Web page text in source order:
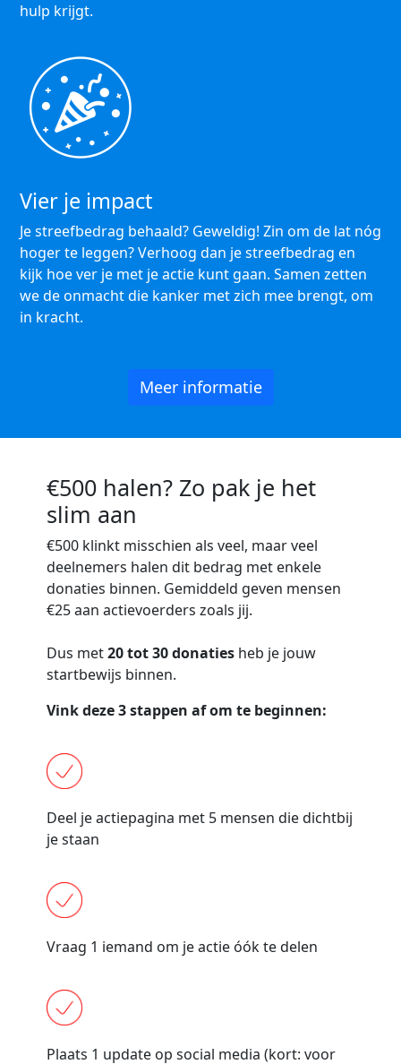
hulp krijgt.
Vier je impact
Je streefbedrag behaald? Geweldig! Zin om de lat nóg
hoger te leggen? Verhoog dan je streefbedrag en
kijk hoe ver je met je actie kunt gaan. Samen zetten
we de onmacht die kanker met zich mee brengt, om
in kracht.
Meer informatie
€500 halen? Zo pak je het
slim aan
€500 klinkt misschien als veel, maar veel
deelnemers halen dit bedrag met enkele
donaties binnen. Gemiddeld geven mensen
€25 aan actievoerders zoals jij.
Dus met20 tot 30 donaties heb je jouw
startbewijs binnen.
Vink deze 3 stappen af om te beginnen:
Deel je actiepagina met 5 mensen die dichtbij
je staan
Vraag 1 iemand om je actie óók te delen
Plaats 1 update op social media (kort: voor